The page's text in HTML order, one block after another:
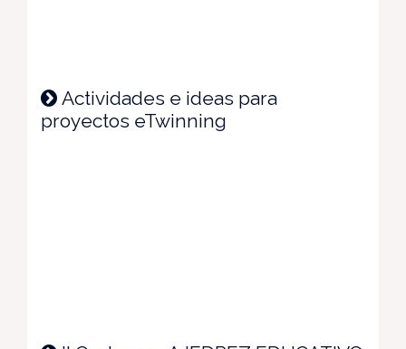
Actividades e ideas para
proyectos eTwinning